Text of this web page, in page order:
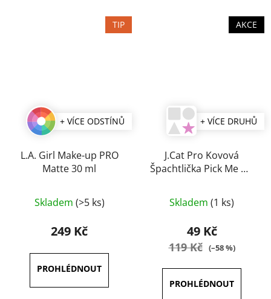
TIP
+ VÍCE ODSTÍNŮ
L.A. Girl Make-up PRO
Matte 30 ml
hodnocení
produktu
4,5
z
5
Skladem (>5 ks)
249 Kč
AKCE
+ VÍCE DRUHŮ
J.Cat Pro Kovová
Špachtlička Pick Me Up
hodnocení
produktu
je
5
Skladem (1 ks)
49 Kč
119 Kč (–58 %)